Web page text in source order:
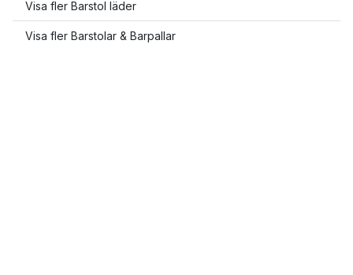
Visa fler Barstol läder
Visa fler Barstolar & Barpallar